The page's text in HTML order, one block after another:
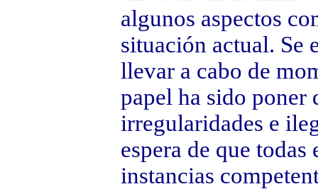
algunos aspectos
situación actual. Se
llevar a cabo de
papel ha sido poner
irregularidades e
espera de que
instancias